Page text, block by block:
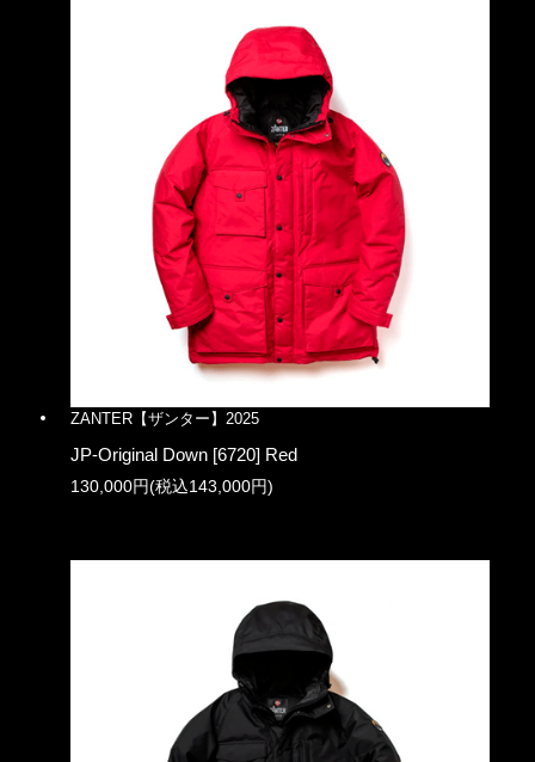
ZANTER【ザンター】2025
JP-Original Down [6720] Red
130,000円(税込143,000円)